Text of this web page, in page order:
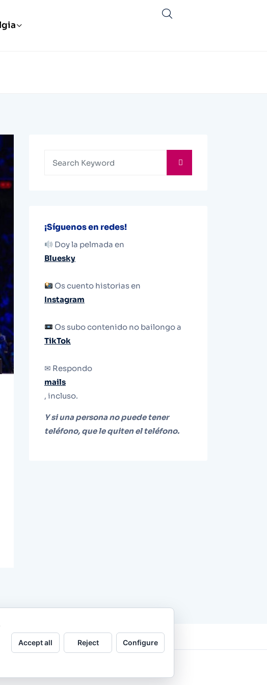
¡Síguenos en redes!
Doy la pelmada en
Bluesky
Os cuento historias en
Instagram
Os subo contenido no bailongo a
TikTok
✉ Respondo
mails
, incluso.
Y si una persona no puede tener
teléfono, que le quiten el teléfono.
Accept all Reject Configure